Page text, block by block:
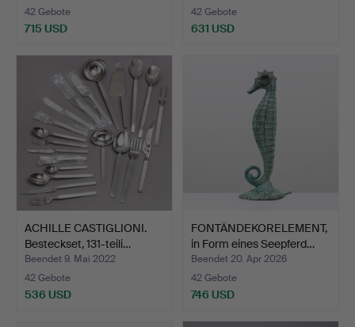
42 Gebote
715 USD
42 Gebote
631 USD
ACHILLE CASTIGLIONI.
Besteckset, 131-teili…
Beendet 9. Mai 2022
42 Gebote
536 USD
FONTÄNDEKORELEMENT,
in Form eines Seepferd…
Beendet 20. Apr 2026
42 Gebote
746 USD